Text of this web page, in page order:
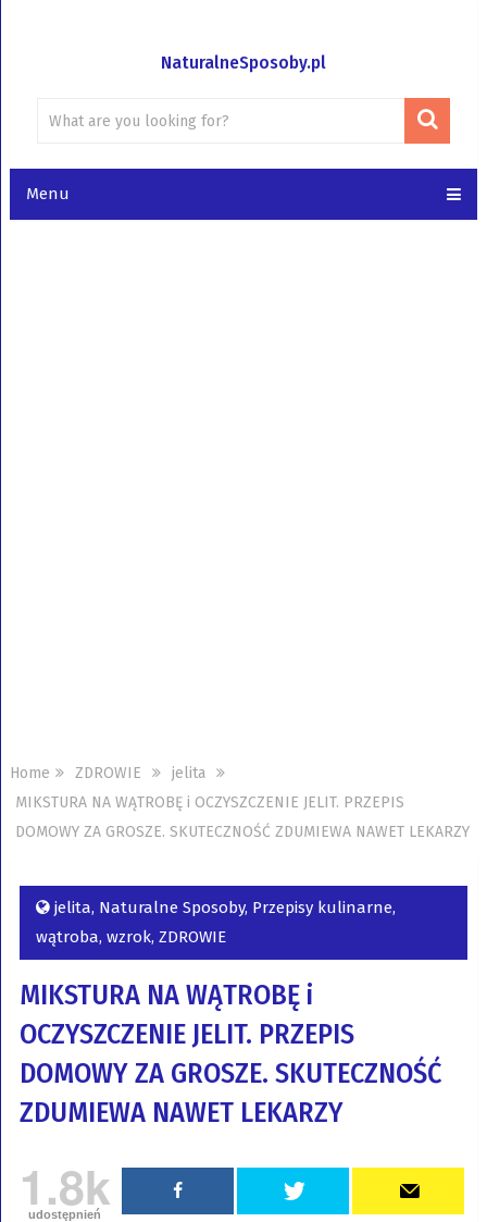
NaturalneSposoby.pl
Menu
Home ZDROWIE
jelita
MIKSTURA NA WĄTROBĘ i OCZYSZCZENIE JELIT. PRZEPIS
DOMOWY ZA GROSZE. SKUTECZNOŚĆ ZDUMIEWA NAWET LEKARZY
jelita, Naturalne Sposoby, Przepisy kulinarne,
wątroba, wzrok, ZDROWIE
MIKSTURA NA WĄTROBĘ i
OCZYSZCZENIE JELIT. PRZEPIS
DOMOWY ZA GROSZE. SKUTECZNOŚĆ
ZDUMIEWA NAWET LEKARZY
1.8k
udostępnień